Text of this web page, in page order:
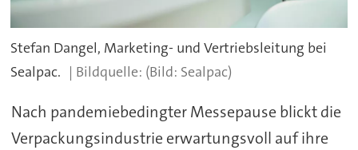
Stefan Dangel, Marketing- und Vertriebsleitung bei
Sealpac.
(Bild: Sealpac)
Nach pandemiebedingter Messepause blickt die
Verpackungsindustrie erwartungsvoll auf ihre